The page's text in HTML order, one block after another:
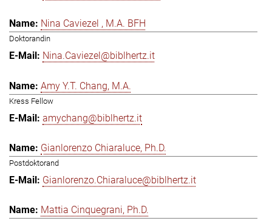
Nina Caviezel , M.A. BFH
Doktorandin
Nina.Caviezel@biblhertz.it
Amy Y.T. Chang, M.A.
Kress Fellow
amychang@biblhertz.it
Gianlorenzo Chiaraluce, Ph.D.
Postdoktorand
Gianlorenzo.Chiaraluce@biblhertz.it
Mattia Cinquegrani, Ph.D.